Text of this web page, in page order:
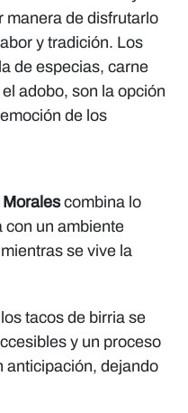
manera de disfrutarlo
y tradición. Los
de especias, carne
adobo, son la opción
de los
combina lo
con un ambiente
se vive la
tacos de birria se
y un proceso
anticipación, dejando